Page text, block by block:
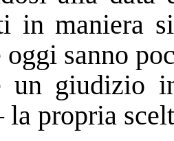
in maniera
sanno
un giudizio
la propria